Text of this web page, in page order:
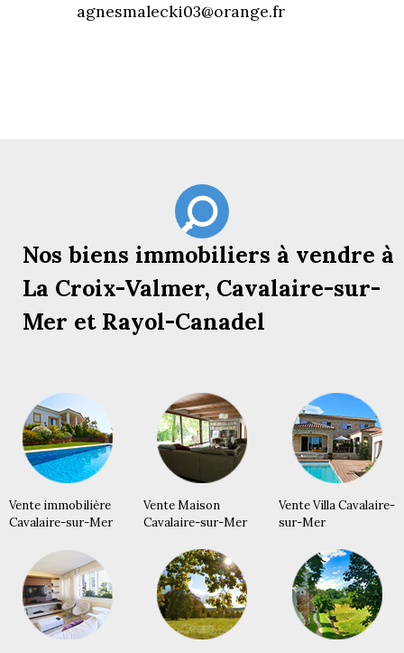
agnesmalecki03@orange.fr
Nos biens immobiliers à vendre à
La Croix-Valmer, Cavalaire-sur-
Mer et Rayol-Canadel
Vente immobilière
Cavalaire-sur-Mer
Vente Maison
Cavalaire-sur-Mer
Vente Villa Cavalaire-
sur-Mer